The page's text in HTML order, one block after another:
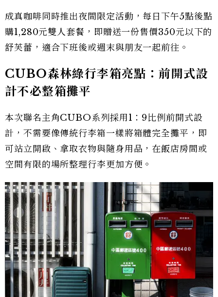
成真咖啡同時推出夜間限定活動，每日下午5點後點
購1,280元雙人套餐，即贈送一份售價350元以下的
舒芙蕾，適合下班後或週末與朋友一起前往。
CUBO森林綠行李箱亮點：前開式設
計不必整箱攤平
本次聯名主角CUBO系列採用1：9比例前開式設
計，不需要像傳統行李箱一樣將箱體完全攤平，即
可站立開啟、拿取衣物與隨身用品，在飯店房間或
空間有限的場所整理行李更加方便。